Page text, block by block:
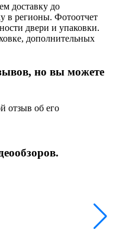
доставку до
в регионы. Фотоотчет
двери и упаковки.
дополнительных
но вы можете
отзыв об его